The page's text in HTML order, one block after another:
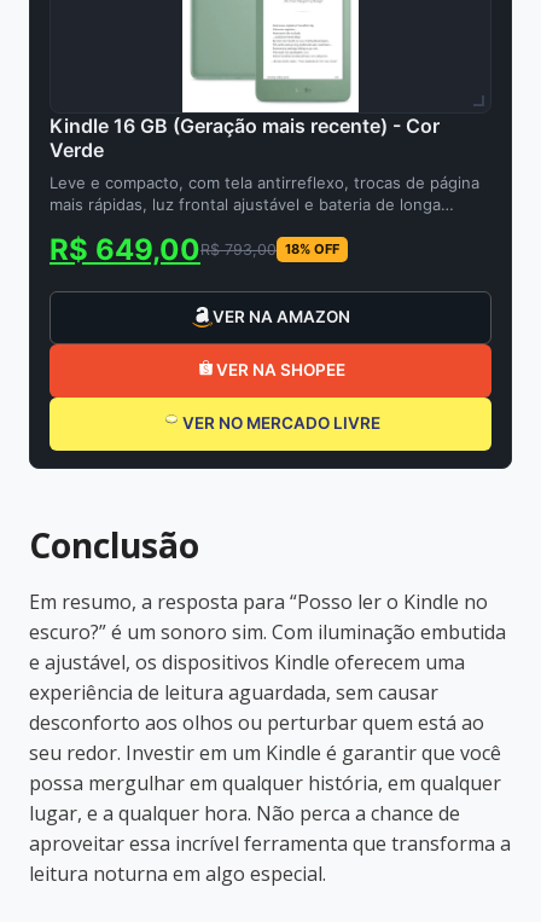
Kindle 16 GB (Geração mais recente) - Cor
Verde
Leve e compacto, com tela antirreflexo, trocas de página
mais rápidas, luz frontal ajustável e bateria de longa
R$ 649,00R$ 793,00 18% OFF
VER NA AMAZON
VER NA SHOPEE
VER NO MERCADO LIVRE
Conclusão
Em resumo, a resposta para “Posso ler o Kindle no
escuro?” é um sonoro sim. Com iluminação embutida
e ajustável, os dispositivos Kindle oferecem uma
experiência de leitura aguardada, sem causar
desconforto aos olhos ou perturbar quem está ao
seu redor. Investir em um Kindle é garantir que você
possa mergulhar em qualquer história, em qualquer
lugar, e a qualquer hora. Não perca a chance de
aproveitar essa incrível ferramenta que transforma a
leitura noturna em algo especial.